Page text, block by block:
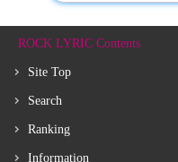
ROCK LYRIC Contents
Site Top
Search
Ranking
Information